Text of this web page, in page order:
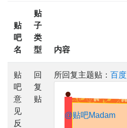
贴
吧
名
贴
子
类
型
内容
贴
吧
意
见
反
回
复
贴
所回复主题贴： 百
@贴吧Madam